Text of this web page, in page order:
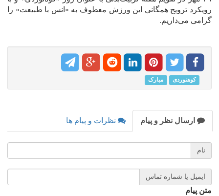
رویکرد ترویج همگانی این ورزش معطوف به «انس با طبیعت» را
گرامی می‌داریم.
کوهنوردی مبارک
ارسال نظر و پیام نظرات و پیام ها
نام
ایمیل یا شماره تماس
متن پیام